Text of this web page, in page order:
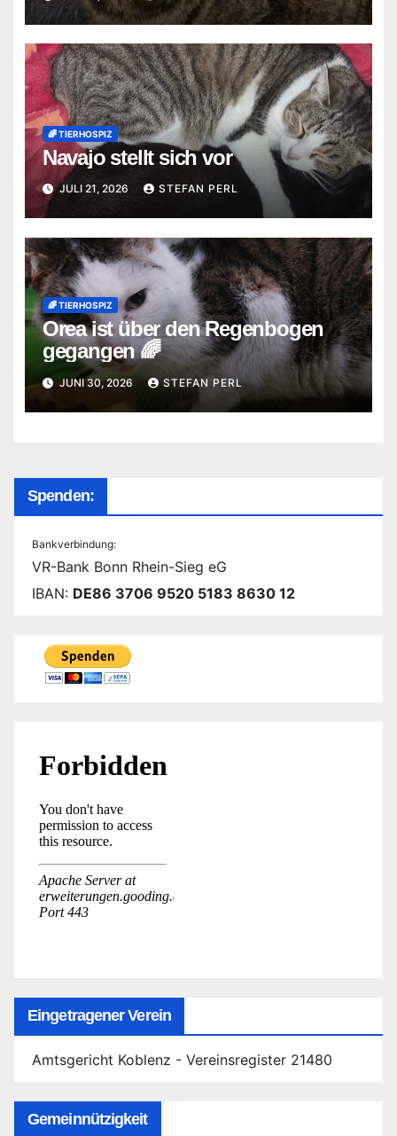
🌈 TIERHOSPIZ
Navajo stellt sich vor
JULI 21, 2026 STEFAN PERL
🌈 TIERHOSPIZ
Orea ist über den Regenbogen
gegangen 🌈
JUNI 30, 2026 STEFAN PERL
Spenden:
Bankverbindung:
VR-Bank Bonn Rhein-Sieg eG
IBAN: DE86 3706 9520 5183 8630 12
Eingetragener Verein
Amtsgericht Koblenz - Vereinsregister 21480
Gemeinnützigkeit